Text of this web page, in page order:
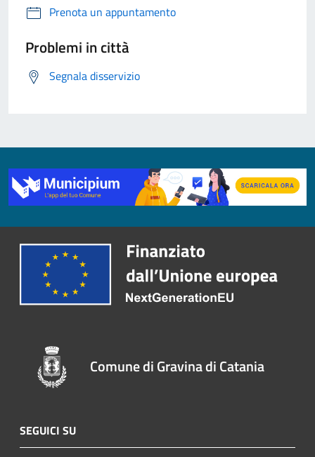
Prenota un appuntamento
Problemi in città
Segnala disservizio
Comune di Gravina di Catania
SEGUICI SU